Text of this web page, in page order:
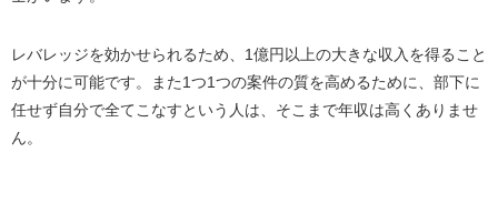
レバレッジを効かせられるため、1億円以上の大きな収入を得ること
が十分に可能です。また1つ1つの案件の質を高めるために、部下に
任せず自分で全てこなすという人は、そこまで年収は高くありませ
ん。